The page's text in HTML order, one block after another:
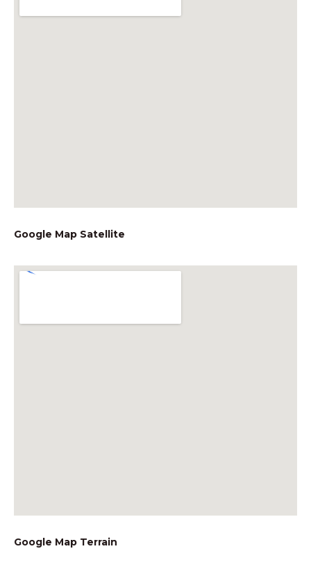
Google Map Satellite
Google Map Terrain